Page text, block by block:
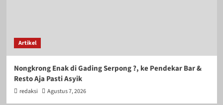
Artikel
Nongkrong Enak di Gading Serpong ?, ke Pendekar Bar &
Resto Aja Pasti Asyik
redaksi Agustus 7, 2026